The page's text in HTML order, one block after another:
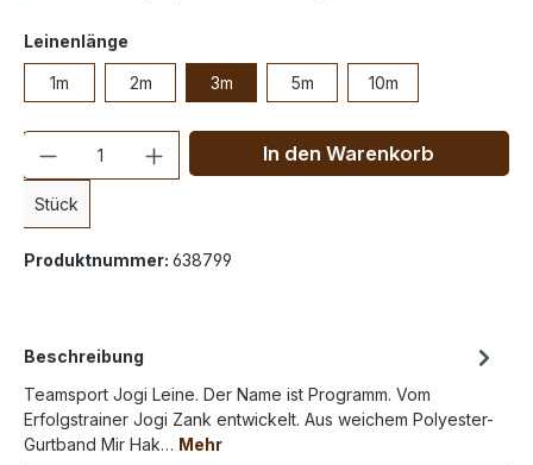
Leinenlänge
1m 2m 3m 5m 10m
Anzahl
Stück
In den Warenkorb
Produktnummer: 638799
Beschreibung
Teamsport Jogi Leine. Der Name ist Programm. Vom
Erfolgstrainer Jogi Zank entwickelt. Aus weichem Polyester-
Gurtband Mir Hak… Mehr